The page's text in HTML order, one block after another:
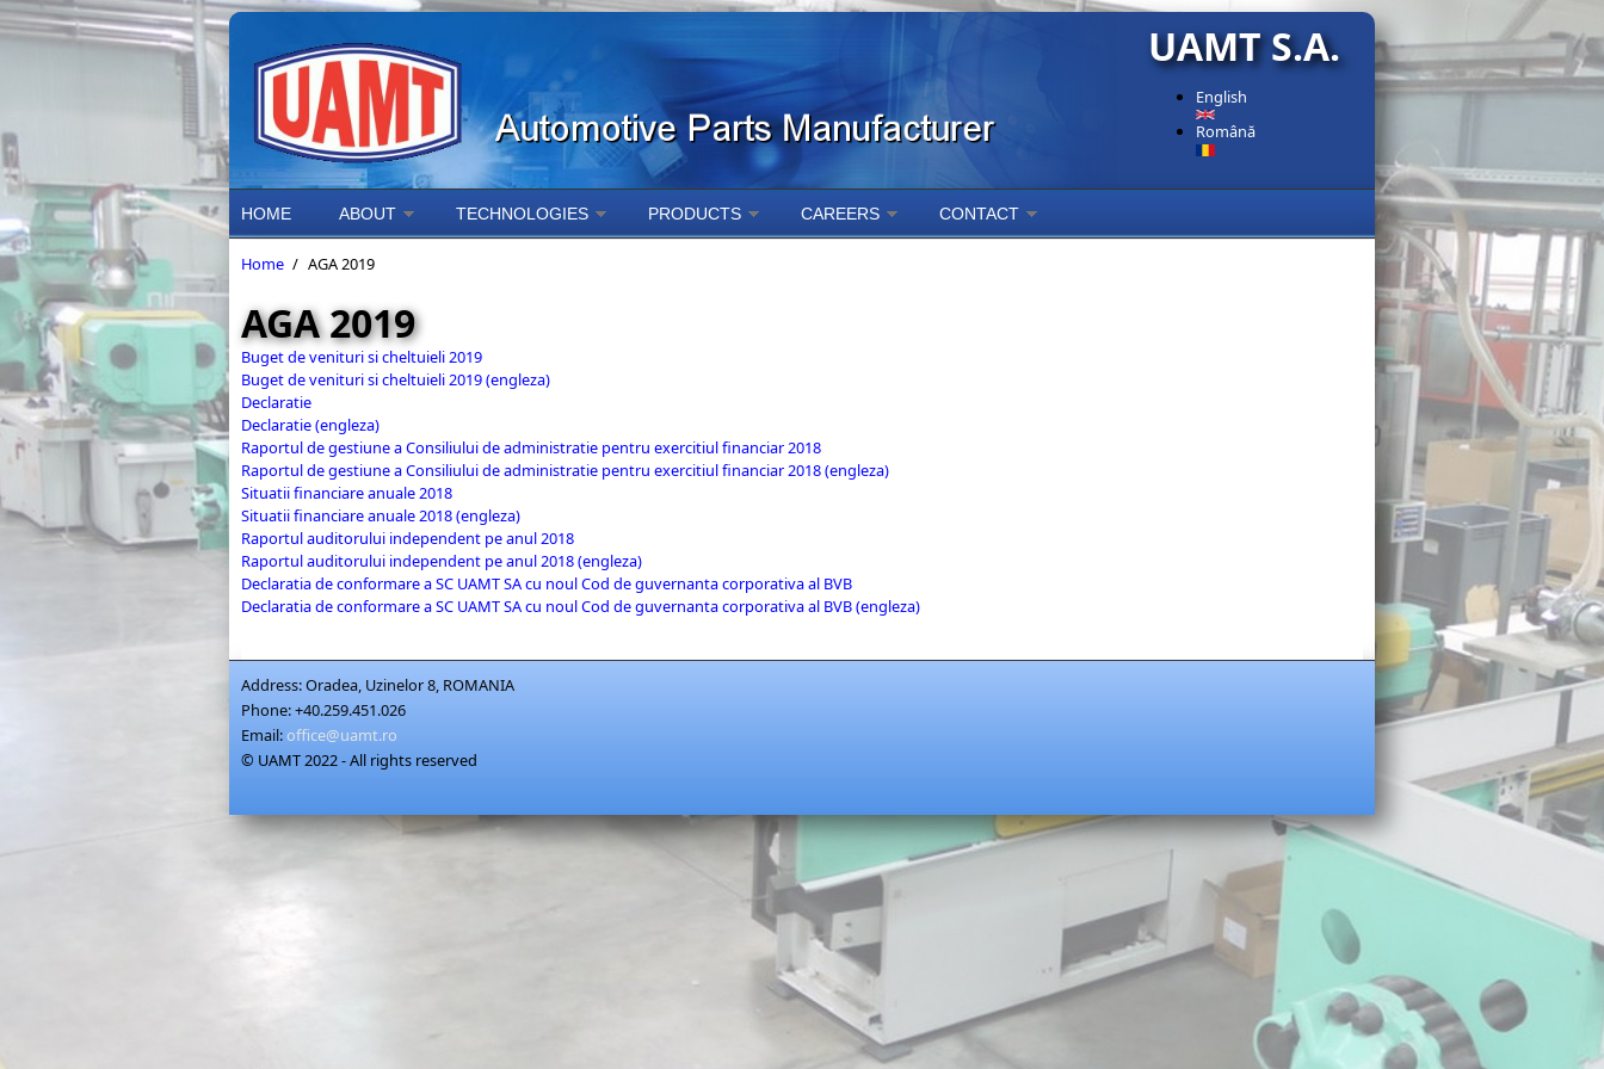
Skip to main content UAMT S.A.
English
Română
HOME ABOUT TECHNOLOGIES PRODUCTS CAREERS CONTACT
Home / AGA 2019
AGA 2019
Buget de venituri si cheltuieli 2019
Buget de venituri si cheltuieli 2019 (engleza)
Declaratie
Declaratie (engleza)
Raportul de gestiune a Consiliului de administratie pentru exercitiul financiar 2018
Raportul de gestiune a Consiliului de administratie pentru exercitiul financiar 2018 (engleza)
Situatii financiare anuale 2018
Situatii financiare anuale 2018 (engleza)
Raportul auditorului independent pe anul 2018
Raportul auditorului independent pe anul 2018 (engleza)
Declaratia de conformare a SC UAMT SA cu noul Cod de guvernanta corporativa al BVB
Declaratia de conformare a SC UAMT SA cu noul Cod de guvernanta corporativa al BVB (engleza)
Address:Oradea, Uzinelor 8, ROMANIA
Phone:+40.259.451.026
Email:office@uamt.ro
© UAMT 2022 - All rights reserved